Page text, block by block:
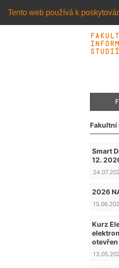
Tento web používá k
studií
Smart
12.
2026
Kurz
otevřen